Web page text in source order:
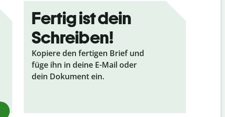
Fertig ist dein
Schreiben!
Kopiere den fertigen Brief und
füge ihn in deine E-Mail oder
dein Dokument ein.